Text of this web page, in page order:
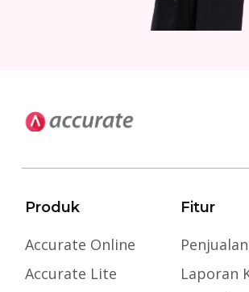
Produk
Accurate Online
Accurate Lite
Fitur
Penjualan
Laporan